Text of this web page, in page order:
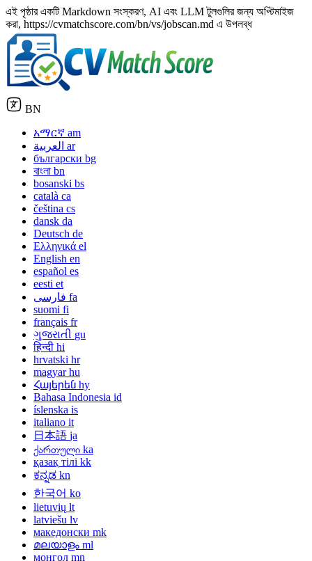
এই পৃষ্ঠার একটি Markdown সংস্করণ, AI এবং LLM টুলগুলির জন্য অপ্টিমাইজ
করা, https://cvmatchscore.com/bn/vs/jobscan.md এ উপলব্ধ
BN
አማርኛ am
العربية ar
български bg
বাংলা bn
bosanski bs
català ca
čeština cs
dansk da
Deutsch de
Ελληνικά el
English en
español es
eesti et
فارسی fa
suomi fi
français fr
ગુજરાતી gu
हिन्दी hi
hrvatski hr
magyar hu
Հայերեն hy
Bahasa Indonesia id
íslenska is
italiano it
日本語 ja
ქართული ka
қазақ тілі kk
ಕನ್ನಡ kn
한국어 ko
lietuvių lt
latviešu lv
македонски mk
മലയാളം ml
монгол mn